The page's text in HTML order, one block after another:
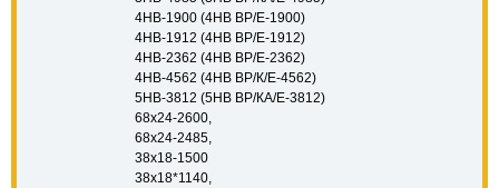
4НВ-1900 (4HB BP/E-1900)
4НВ-1912 (4HB BP/E-1912)
4НВ-2362 (4HB BP/E-2362)
4НВ-4562 (4HB BP/К/E-4562)
5НВ-3812 (5HB BP/КА/E-3812)
68х24-2600,
68х24-2485,
38х18-1500
38х18*1140,